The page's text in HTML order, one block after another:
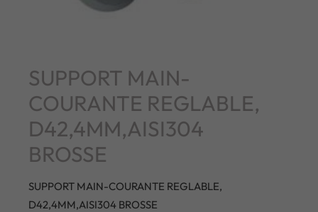
SUPPORT MAIN-
COURANTE REGLABLE,
D42,4MM,AISI304
BROSSE
SUPPORT MAIN-COURANTE REGLABLE,
D42,4MM,AISI304 BROSSE